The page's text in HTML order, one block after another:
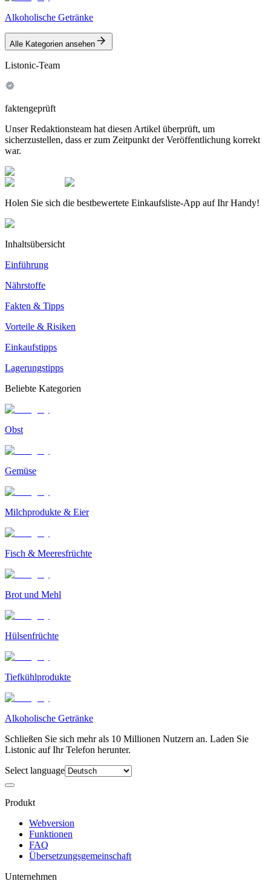
Alkoholische Getränke
Alle Kategorien ansehen
Listonic-Team
faktengeprüft
Unser Redaktionsteam hat diesen Artikel überprüft, um
sicherzustellen, dass er zum Zeitpunkt der Veröffentlichung korrekt
war.
Holen Sie sich die bestbewertete Einkaufsliste-App auf Ihr Handy!
Inhaltsübersicht
Einführung
Nährstoffe
Fakten & Tipps
Vorteile & Risiken
Einkaufstipps
Lagerungstipps
Beliebte Kategorien
Obst
Gemüse
Milchprodukte & Eier
Fisch & Meeresfrüchte
Brot und Mehl
Hülsenfrüchte
Tiefkühlprodukte
Alkoholische Getränke
Schließen Sie sich mehr als 10 Millionen Nutzern an. Laden Sie
Listonic auf Ihr Telefon herunter.
Select language
Produkt
Webversion
Funktionen
FAQ
Übersetzungsgemeinschaft
Unternehmen